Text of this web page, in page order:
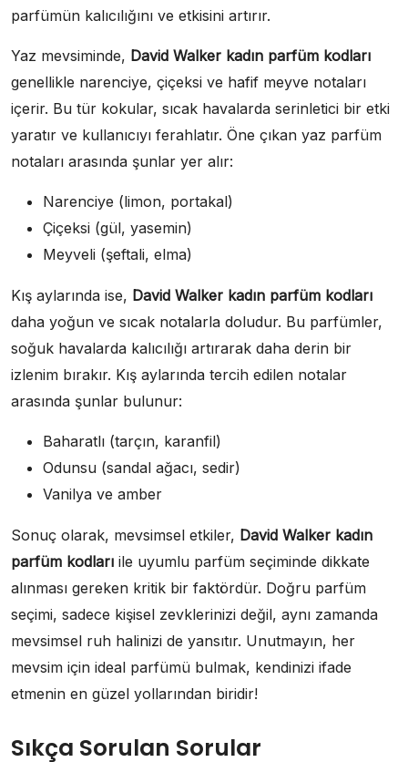
parfümün kalıcılığını ve etkisini artırır.
Yaz mevsiminde, David Walker kadın parfüm kodları
genellikle narenciye, çiçeksi ve hafif meyve notaları
içerir. Bu tür kokular, sıcak havalarda serinletici bir etki
yaratır ve kullanıcıyı ferahlatır. Öne çıkan yaz parfüm
notaları arasında şunlar yer alır:
Narenciye (limon, portakal)
Çiçeksi (gül, yasemin)
Meyveli (şeftali, elma)
Kış aylarında ise, David Walker kadın parfüm kodları
daha yoğun ve sıcak notalarla doludur. Bu parfümler,
soğuk havalarda kalıcılığı artırarak daha derin bir
izlenim bırakır. Kış aylarında tercih edilen notalar
arasında şunlar bulunur:
Baharatlı (tarçın, karanfil)
Odunsu (sandal ağacı, sedir)
Vanilya ve amber
Sonuç olarak, mevsimsel etkiler, David Walker kadın
parfüm kodları ile uyumlu parfüm seçiminde dikkate
alınması gereken kritik bir faktördür. Doğru parfüm
seçimi, sadece kişisel zevklerinizi değil, aynı zamanda
mevsimsel ruh halinizi de yansıtır. Unutmayın, her
mevsim için ideal parfümü bulmak, kendinizi ifade
etmenin en güzel yollarından biridir!
Sıkça Sorulan Sorular